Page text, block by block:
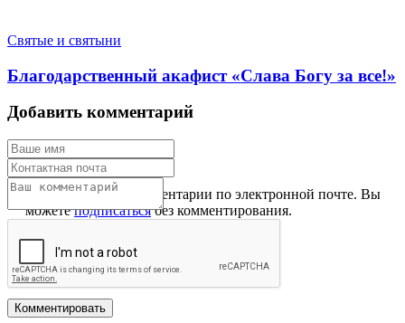
Святые и святыни
Благодарственный акафист «Слава Богу за все!»
Добавить комментарий
Получать новые комментарии по электронной почте. Вы
можетеподписатьсябез комментирования.